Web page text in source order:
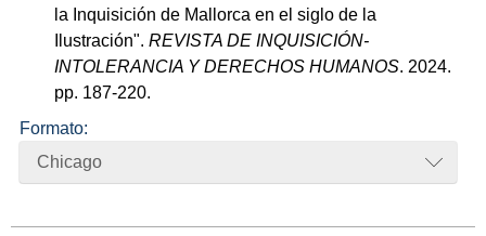
la Inquisición de Mallorca en el siglo de la
Ilustración".REVISTA DE INQUISICIÓN-
INTOLERANCIA Y DERECHOS HUMANOS. 2024.
pp. 187-220.
Formato:
Chicago